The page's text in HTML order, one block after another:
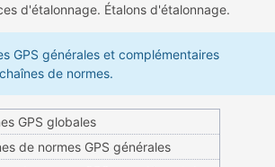
d'étalonnage. Étalons d'étalonnage.
GPS générales et complémentaires
de normes.
GPS globales
de normes GPS générales